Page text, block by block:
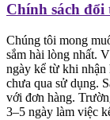
Chính sách
Chúng tôi mong
sắm hài lòng nhất.
ngày kể từ khi nhận
chưa qua sử dụng.
với đơn hàng.
3–5 ngày làm việc